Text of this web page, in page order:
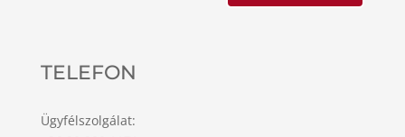
TELEFON
Ügyfélszolgálat: